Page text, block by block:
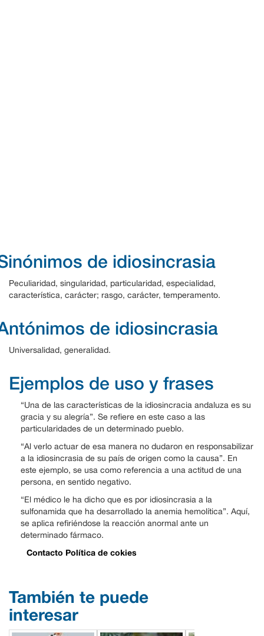
de idiosincrasia
Peculiaridad, singularidad, particularidad, especialidad,
característica, carácter; rasgo, carácter, temperamento.
de idiosincrasia
Universalidad, generalidad.
Ejemplos de uso y frases
“Una de las características de la idiosincracia andaluza es su
gracia y su alegría”. Se refiere en este caso a las
particularidades de un determinado pueblo.
“Al verlo actuar de esa manera no dudaron en responsabilizar
a la idiosincrasia de su país de origen como la causa”. En
este ejemplo, se usa como referencia a una actitud de una
persona, en sentido negativo.
“El médico le ha dicho que es por idiosincrasia a la
sulfonamida que ha desarrollado la anemia hemolítica”. Aquí,
se aplica refiriéndose la reacción anormal ante un
determinado fármaco.
Contacto Política de cokies
También te puede
interesar